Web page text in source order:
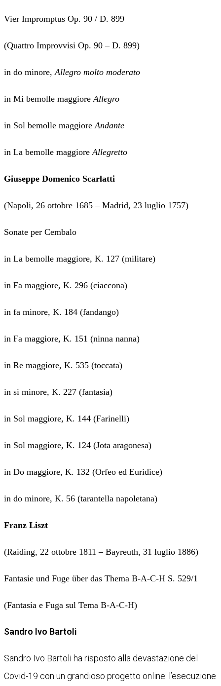
Vier Impromptus Op. 90 / D. 899
(Quattro Improvvisi Op. 90 – D. 899)
in do minore, Allegro molto moderato
in Mi bemolle maggiore Allegro
in Sol bemolle maggiore Andante
in La bemolle maggiore Allegretto
Giuseppe Domenico Scarlatti
(Napoli, 26 ottobre 1685 – Madrid, 23 luglio 1757)
Sonate per Cembalo
in La bemolle maggiore, K. 127 (militare)
in Fa maggiore, K. 296 (ciaccona)
in fa minore, K. 184 (fandango)
in Fa maggiore, K. 151 (ninna nanna)
in Re maggiore, K. 535 (toccata)
in si minore, K. 227 (fantasia)
in Sol maggiore, K. 144 (Farinelli)
in Sol maggiore, K. 124 (Jota aragonesa)
in Do maggiore, K. 132 (Orfeo ed Euridice)
in do minore, K. 56 (tarantella napoletana)
Franz Liszt
(Raiding, 22 ottobre 1811 – Bayreuth, 31 luglio 1886)
Fantasie und Fuge über das Thema B-A-C-H S. 529/1
(Fantasia e Fuga sul Tema B-A-C-H)
Sandro Ivo Bartoli
Sandro Ivo Bartoli ha risposto alla devastazione del
Covid-19 con un grandioso progetto online: l’esecuzione